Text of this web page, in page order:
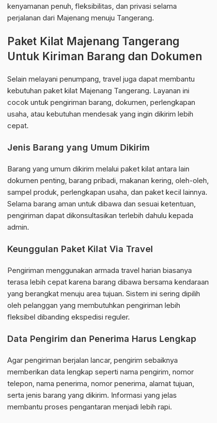
kenyamanan penuh, fleksibilitas, dan privasi selama
perjalanan dari Majenang menuju Tangerang.
Paket Kilat Majenang Tangerang
Untuk Kiriman Barang dan Dokumen
Selain melayani penumpang, travel juga dapat membantu
kebutuhan paket kilat Majenang Tangerang. Layanan ini
cocok untuk pengiriman barang, dokumen, perlengkapan
usaha, atau kebutuhan mendesak yang ingin dikirim lebih
cepat.
Jenis Barang yang Umum Dikirim
Barang yang umum dikirim melalui paket kilat antara lain
dokumen penting, barang pribadi, makanan kering, oleh-oleh,
sampel produk, perlengkapan usaha, dan paket kecil lainnya.
Selama barang aman untuk dibawa dan sesuai ketentuan,
pengiriman dapat dikonsultasikan terlebih dahulu kepada
admin.
Keunggulan Paket Kilat Via Travel
Pengiriman menggunakan armada travel harian biasanya
terasa lebih cepat karena barang dibawa bersama kendaraan
yang berangkat menuju area tujuan. Sistem ini sering dipilih
oleh pelanggan yang membutuhkan pengiriman lebih
fleksibel dibanding ekspedisi reguler.
Data Pengirim dan Penerima Harus Lengkap
Agar pengiriman berjalan lancar, pengirim sebaiknya
memberikan data lengkap seperti nama pengirim, nomor
telepon, nama penerima, nomor penerima, alamat tujuan,
serta jenis barang yang dikirim. Informasi yang jelas
membantu proses pengantaran menjadi lebih rapi.